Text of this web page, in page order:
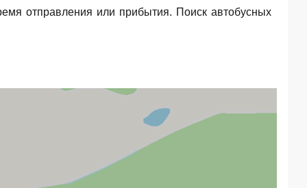
отправления или прибытия. Поиск автобусных